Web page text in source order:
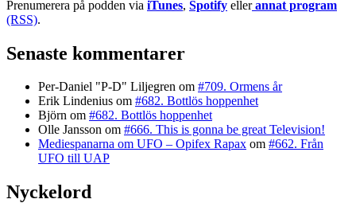
Prenumerera på podden via iTunes, Spotify eller annat program
(RSS).
Senaste kommentarer
Per-Daniel "P-D" Liljegren om #709. Ormens år
Erik Lindenius om #682. Bottlös hoppenhet
Björn om #682. Bottlös hoppenhet
Olle Jansson om #666. This is gonna be great Television!
Mediespanarna om UFO – Opifex Rapax om #662. Från
UFO till UAP
Nyckelord